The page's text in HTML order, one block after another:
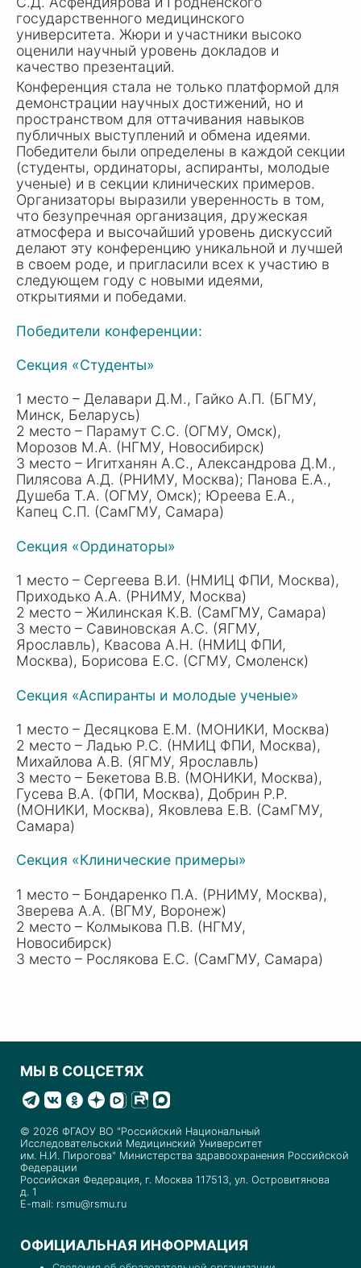
государственного медицинского
университета. Жюри и участники высоко
оценили научный уровень докладов и
качество презентаций.
Конференция стала не только платформой для
демонстрации научных достижений, но и
пространством для оттачивания навыков
публичных выступлений и обмена идеями.
Победители были определены в каждой секции
(студенты, ординаторы, аспиранты, молодые
ученые) и в секции клинических примеров.
Организаторы выразили уверенность в том,
что безупречная организация, дружеская
атмосфера и высочайший уровень дискуссий
делают эту конференцию уникальной и лучшей
в своем роде, и пригласили всех к участию в
следующем году с новыми идеями,
открытиями и победами.
Победители конференции:
Секция «Студенты»
1 место – Делавари Д.М., Гайко А.П. (БГМУ,
Минск, Беларусь)
2 место – Парамут С.С. (ОГМУ, Омск),
Морозов М.А. (НГМУ, Новосибирск)
3 место – Игитханян А.С., Александрова Д.М.,
Пилясова А.Д. (РНИМУ, Москва); Панова Е.А.,
Душеба Т.А. (ОГМУ, Омск); Юреева Е.А.,
Капец С.П. (СамГМУ, Самара)
Секция «Ординаторы»
1 место – Сергеева В.И. (НМИЦ ФПИ, Москва),
Приходько А.А. (РНИМУ, Москва)
2 место – Жилинская К.В. (СамГМУ, Самара)
3 место – Савиновская А.С. (ЯГМУ,
Ярославль), Квасова А.Н. (НМИЦ ФПИ,
Москва), Борисова Е.С. (СГМУ, Смоленск)
Секция «Аспиранты и молодые ученые»
1 место – Десяцкова Е.М. (МОНИКИ, Москва)
2 место – Ладью Р.С. (НМИЦ ФПИ, Москва),
Михайлова А.В. (ЯГМУ, Ярославль)
3 место – Бекетова В.В. (МОНИКИ, Москва),
Гусева В.А. (ФПИ, Москва), Добрин Р.Р.
(МОНИКИ, Москва), Яковлева Е.В. (СамГМУ,
Самара)
Секция «Клинические примеры»
1 место – Бондаренко П.А. (РНИМУ, Москва),
Зверева А.А. (ВГМУ, Воронеж)
2 место – Колмыкова П.В. (НГМУ,
Новосибирск)
3 место – Рослякова Е.С. (СамГМУ, Самара)
МЫ В СОЦСЕТЯХ
© 2026 ФГАОУ ВО "Российский Национальный
Исследовательский Медицинский Университет
им. Н.И. Пирогова" Министерства здравоохранения Российской
Федерации
Российская Федерация, г. Москва 117513, ул. Островитянова
д. 1
E-mail: rsmu@rsmu.ru
ОФИЦИАЛЬНАЯ ИНФОРМАЦИЯ